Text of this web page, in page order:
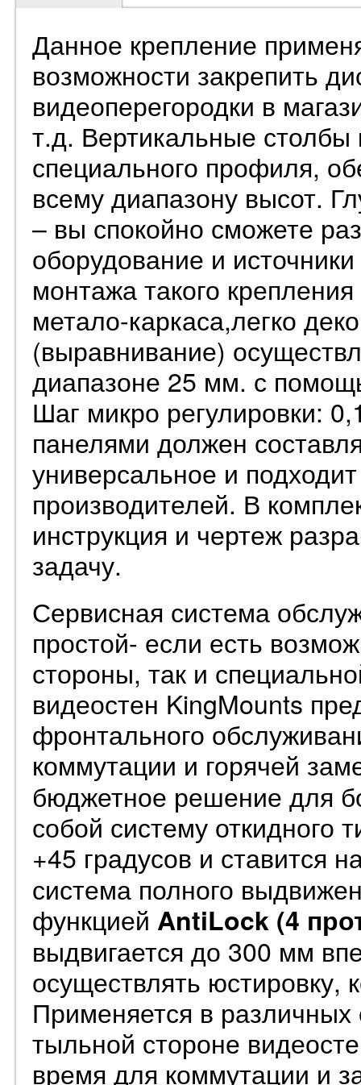
Данное крепление
возможности закрепить
видеоперегородки в
т.д. Вертикальные столбы
специального профиля,
всему диапазону высот.
– вы спокойно сможете
оборудование и
монтажа такого
метало-каркаса,легко
(выравнивание)
диапазоне 25 мм. с
Шаг микро регулировки:
панелями должен
универсальное и
производителей. В
инструкция и чертеж
задачу.
Сервисная система
простой- если есть
стороны, так и
видеостен KingMounts
фронтального
коммутации и горячей
бюджетное решение для
собой систему откидного
+45 градусов и ставится
система полного
функцией AntiLock (4
выдвигается до 300 мм
осуществлять
Применяется в различных
тыльной стороне
время для коммутации и